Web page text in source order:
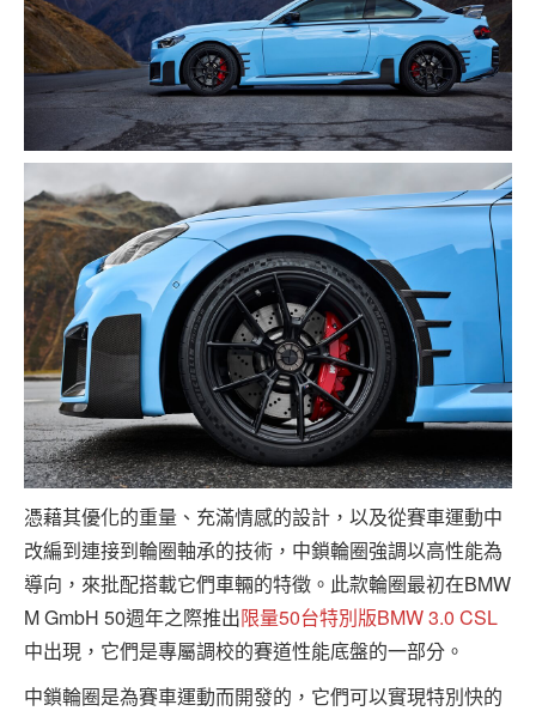
憑藉其優化的重量、充滿情感的設計，以及從賽車運動中
改編到連接到輪圈軸承的技術，中鎖輪圈強調以高性能為
導向，來批配搭載它們車輛的特徵。此款輪圈最初在BMW
M GmbH 50週年之際推出限量50台特別版BMW 3.0 CSL
中出現，它們是專屬調校的賽道性能底盤的一部分。
中鎖輪圈是為賽車運動而開發的，它們可以實現特別快的